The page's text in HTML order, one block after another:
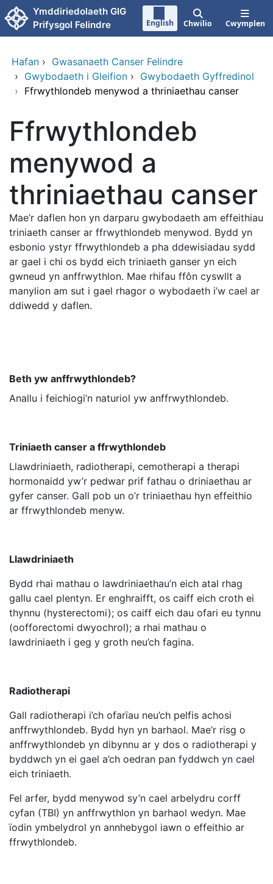
Neidio i'r prif gynnwy
Ymddiriedolaeth GIG
Prifysgol Felindre
English Chwilio Cwymplen
Hafan › Gwasanaeth Canser Felindre
› Gwybodaeth i Gleifion › Gwybodaeth Gyffredinol
› Ffrwythlondeb menywod a thriniaethau canser
Ffrwythlondeb
menywod a
thriniaethau canser
Mae’r daflen hon yn darparu gwybodaeth am effeithiau
triniaeth canser ar ffrwythlondeb menywod. Bydd yn
esbonio ystyr ffrwythlondeb a pha ddewisiadau sydd
ar gael i chi os bydd eich triniaeth ganser yn eich
gwneud yn anffrwythlon. Mae rhifau ffôn cyswllt a
manylion am sut i gael rhagor o wybodaeth i’w cael ar
ddiwedd y daflen.
Beth yw anffrwythlondeb?
Anallu i feichiogi’n naturiol yw anffrwythlondeb.
Triniaeth canser a ffrwythlondeb
Llawdriniaeth, radiotherapi, cemotherapi a therapi
hormonaidd yw’r pedwar prif fathau o driniaethau ar
gyfer canser. Gall pob un o’r triniaethau hyn effeithio
ar ffrwythlondeb menyw.
Llawdriniaeth
Bydd rhai mathau o lawdriniaethau’n eich atal rhag
gallu cael plentyn. Er enghraifft, os caiff eich croth ei
thynnu (hysterectomi); os caiff eich dau ofari eu tynnu
(oofforectomi dwyochrol); a rhai mathau o
lawdriniaeth i geg y groth neu’ch fagina.
Radiotherapi
Gall radiotherapi i’ch ofarïau neu’ch pelfis achosi
anffrwythlondeb. Bydd hyn yn barhaol. Mae’r risg o
anffrwythlondeb yn dibynnu ar y dos o radiotherapi y
byddwch yn ei gael a’ch oedran pan fyddwch yn cael
eich triniaeth.
Fel arfer, bydd menywod sy’n cael arbelydru corff
cyfan (TBI) yn anffrwythlon yn barhaol wedyn. Mae
ïodin ymbelydrol yn annhebygol iawn o effeithio ar
ffrwythlondeb.